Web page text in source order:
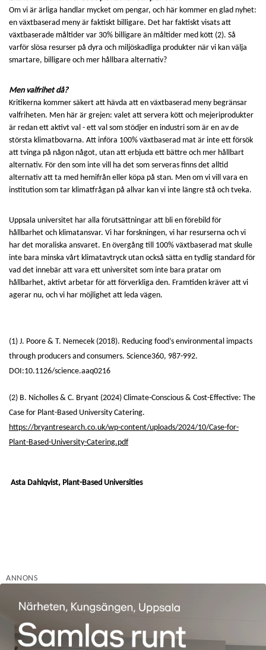
Om vi är ärliga handlar mycket om pengar, och här kommer en glad nyhet:
en växtbaserad meny är faktiskt billigare. Det har faktiskt visats att
växtbaserade måltider var 30% billigare än måltider med kött (2). Så
varför slösa resurser på dyra och miljöskadliga produkter när vi kan välja
smartare, billigare och mer hållbara alternativ?
Men valfrihet då?
Kritikerna kommer säkert att hävda att en växtbaserad meny begränsar
valfriheten. Men här är grejen: valet att servera kött och mejeriprodukter
är redan ett aktivt val - ett val som stödjer en industri som är en av de
största klimatbovarna. Att införa 100% växtbaserad mat är inte ett försök
att tvinga på någon något, utan att erbjuda ett bättre och mer hållbart
alternativ. För den som inte vill ha det som serveras finns det alltid
alternativ att ta med hemifrån eller köpa på stan. Men om vi vill vara en
institution som tar klimatfrågan på allvar kan vi inte längre stå och tveka.
Uppsala universitet har alla förutsättningar att bli en förebild för
hållbarhet och klimatansvar. Vi har forskningen, vi har resurserna och vi
har det moraliska ansvaret. En övergång till 100% växtbaserad mat skulle
inte bara minska vårt klimatavtryck utan också sätta en tydlig standard för
vad det innebär att vara ett universitet som inte bara pratar om
hållbarhet, aktivt arbetar för att förverkliga den. Framtiden kräver att vi
agerar nu, och vi har möjlighet att leda vägen.
(1) J. Poore & T. Nemecek (2018). Reducing food’s environmental impacts
through producers and consumers. Science360, 987-992.
DOI:10.1126/science.aaq0216
(2) B. Nicholles & C. Bryant (2024) Climate-Conscious & Cost-Effective: The
Case for Plant-Based University Catering.
https://bryantresearch.co.uk/wp-content/uploads/2024/10/Case-for-
Plant-Based-University-Catering.pdf
Asta Dahlqvist, Plant-Based Universities
ANNONS